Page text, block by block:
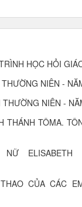
HỌC HỎI
NIÊN -
NIÊN -
THÁNH TÔMA.
NỮ
CỦA CÁC